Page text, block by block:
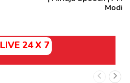
Modi
LIVE 24 X 7